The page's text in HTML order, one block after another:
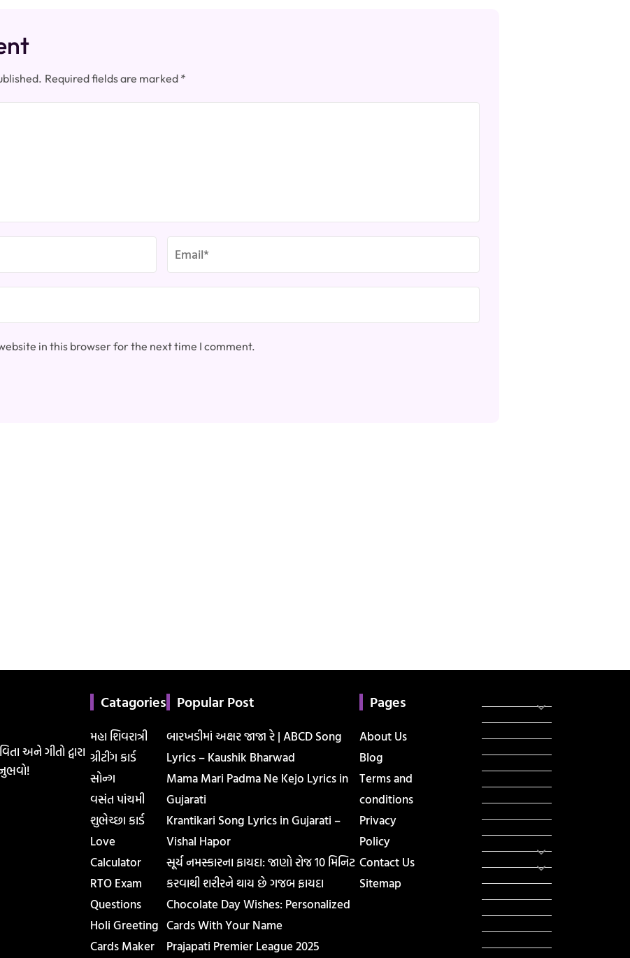
Required fields are marked *
in this browser for the next time I comment.
અને ગીતો દ્વારા
Catagories
મહા શિવરાત્રી
ગ્રીટીંગ કાર્ડ
સોન્ગ
વસંત પાંચમી
શુભેચ્છા કાર્ડ
Love
Calculator
RTO Exam
Questions
Holi Greeting
Cards Maker
Popular Post
બારખડીમાં અક્ષર જાજા રે | ABCD Song
Lyrics – Kaushik Bharwad
Mama Mari Padma Ne Kejo Lyrics in
Gujarati
Krantikari Song Lyrics in Gujarati –
Vishal Hapor
સૂર્ય નમસ્કારના ફાયદા: જાણો રોજ 10 મિનિટ
કરવાથી શરીરને થાય છે ગજબ ફાયદા
Chocolate Day Wishes: Personalized
Cards With Your Name
Prajapati Premier League 2025
Pages
About Us
Blog
Terms and
conditions
Privacy
Policy
Contact Us
Sitemap